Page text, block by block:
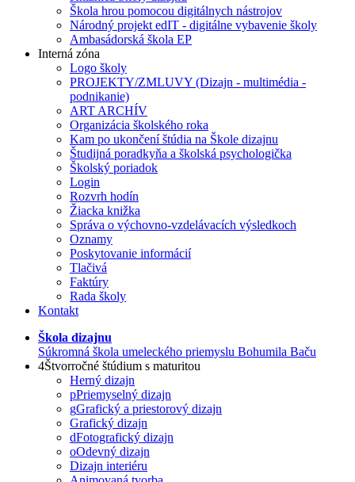
Škola hrou pomocou digitálnych nástrojov
Národný projekt edIT - digitálne vybavenie školy
Ambasádorská škola EP
Interná zóna
Logo školy
PROJEKTY/ZMLUVY (Dizajn - multimédia -
podnikanie)
ART ARCHÍV
Organizácia školského roka
Kam po ukončení štúdia na Škole dizajnu
Študijná poradkyňa a školská psychologička
Školský poriadok
Login
Rozvrh hodín
Žiacka knižka
Správa o výchovno-vzdelávacích výsledkoch
Oznamy
Poskytovanie informácií
Tlačivá
Faktúry
Rada školy
Kontakt
Škola dizajnu
Súkromná škola umeleckého priemyslu Bohumila Baču
4Štvorročné štúdium s maturitou
Herný dizajn
pPriemyselný dizajn
gGrafický a priestorový dizajn
Grafický dizajn
dFotografický dizajn
oOdevný dizajn
Dizajn interiéru